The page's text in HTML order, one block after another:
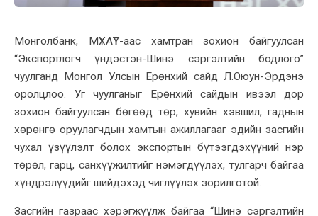
Монголбанк, МҮХАҮТ-аас хамтран зохион байгуулсан
“Экспортлогч үндэстэн-Шинэ сэргэлтийн бодлого”
чуулганд Монгол Улсын Ерөнхий сайд Л.Оюун-Эрдэнэ
оролцлоо. Уг чуулганыг Ерөнхий сайдын ивээл дор
зохион байгуулсан бөгөөд төр, хувийн хэвшил, гаднын
хөрөнгө оруулагчдын хамтын ажиллагааг эдийн засгийн
чухал үзүүлэлт болох экспортын бүтээгдэхүүний нэр
төрөл, гарц, санхүүжилтийг нэмэгдүүлэх, тулгарч байгаа
хүндрэлүүдийг шийдэхэд чиглүүлэх зорилготой.
Засгийн газраас хэрэгжүүлж байгаа “Шинэ сэргэлтийн